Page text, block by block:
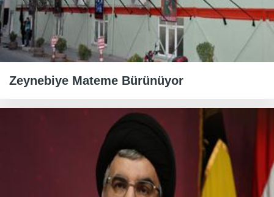
Zeynebiye Mateme Bürünüyor